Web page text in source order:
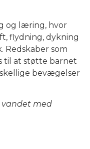
og læring, hvor
flydning, dykning
Redskaber som
til at støtte barnet
bevægelser
vandet med